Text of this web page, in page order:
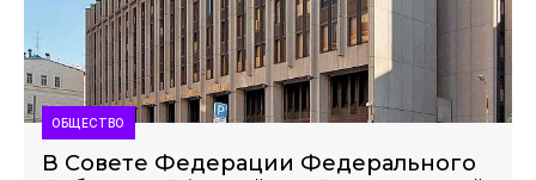
ОБЩЕСТВО
В Совете Федерации Федерального